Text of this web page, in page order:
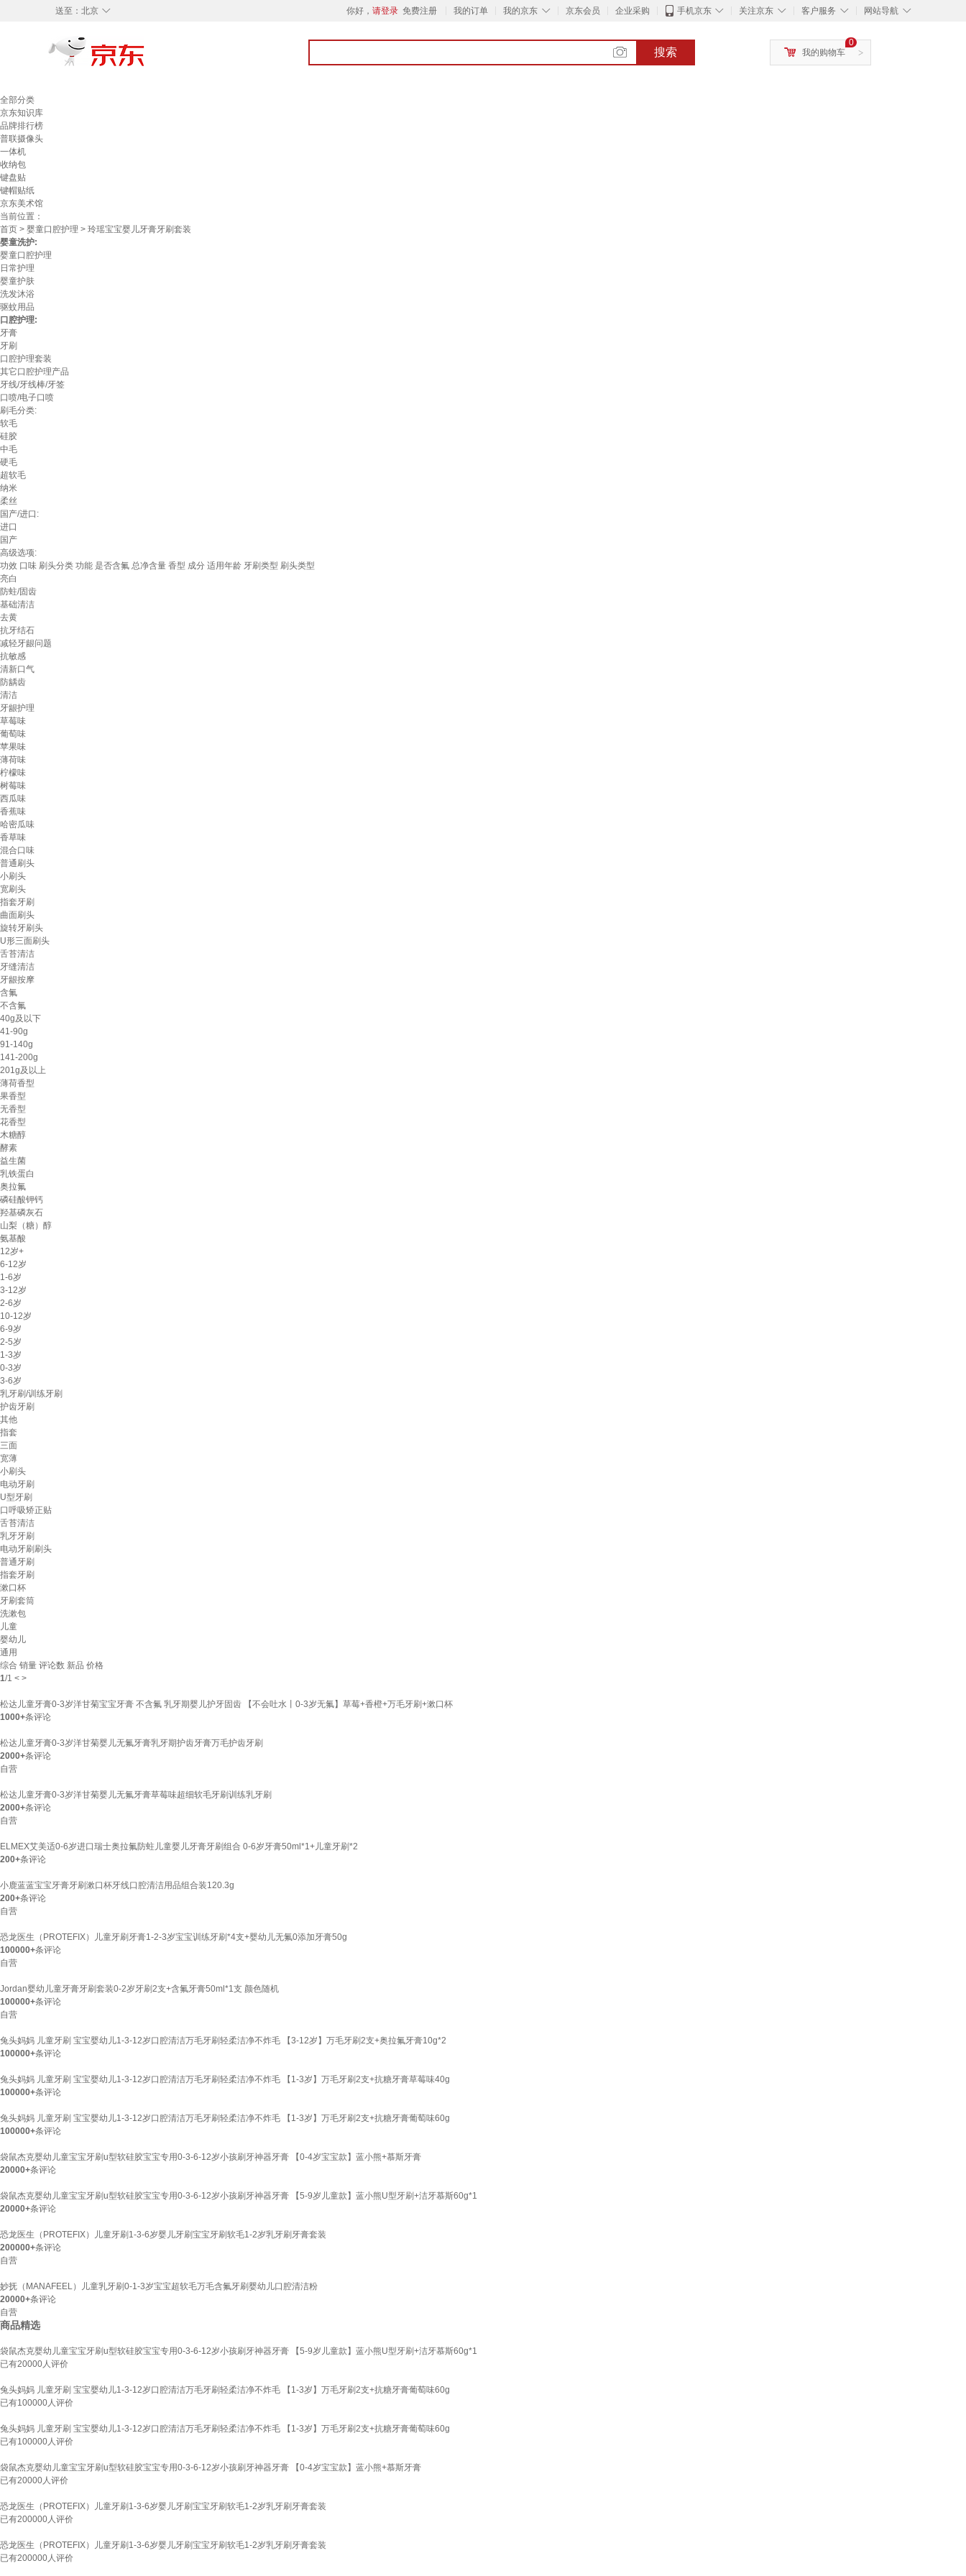
◇
送至： 北京 你好， 请登录 免费注册 我的订单 ◇
我的京东 京东会员 企业采购 ◇
手机京东 ◇
关注京东 ◇
客户服务 ◇
网站导航
搜索 >
0
我的购物车
全部分类
京东知识库
品牌排行榜
普联摄像头
一体机
收纳包
键盘贴
键帽贴纸
京东美术馆
当前位置：
首页 > 婴童口腔护理 > 玲瑶宝宝婴儿牙膏牙刷套装
婴童洗护:
婴童口腔护理
日常护理
婴童护肤
洗发沐浴
驱蚊用品
口腔护理:
牙膏
牙刷
口腔护理套装
其它口腔护理产品
牙线/牙线棒/牙签
口喷/电子口喷
刷毛分类:
软毛
硅胶
中毛
硬毛
超软毛
纳米
柔丝
国产/进口:
进口
国产
高级选项:
功效 口味 刷头分类 功能 是否含氟 总净含量 香型 成分 适用年龄 牙刷类型 刷头类型
亮白
防蛀/固齿
基础清洁
去黄
抗牙结石
减轻牙龈问题
抗敏感
清新口气
防龋齿
清洁
牙龈护理
草莓味
葡萄味
苹果味
薄荷味
柠檬味
树莓味
西瓜味
香蕉味
哈密瓜味
香草味
混合口味
普通刷头
小刷头
宽刷头
指套牙刷
曲面刷头
旋转牙刷头
U形三面刷头
舌苔清洁
牙缝清洁
牙龈按摩
含氟
不含氟
40g及以下
41-90g
91-140g
141-200g
201g及以上
薄荷香型
果香型
无香型
花香型
木糖醇
酵素
益生菌
乳铁蛋白
奥拉氟
磷硅酸钾钙
羟基磷灰石
‌山梨（糖）醇
氨基酸
12岁+
6-12岁
1-6岁
3-12岁
2-6岁
10-12岁
6-9岁
2-5岁
1-3岁
0-3岁
3-6岁
乳牙刷/训练牙刷
护齿牙刷
其他
指套
三面
宽薄
小刷头
电动牙刷
U型牙刷
口呼吸矫正贴
舌苔清洁
乳牙牙刷
电动牙刷刷头
普通牙刷
指套牙刷
漱口杯
牙刷套筒
洗漱包
儿童
婴幼儿
通用
综合 销量 评论数 新品 价格
1/1 < >
松达儿童牙膏0-3岁洋甘菊宝宝牙膏 不含氟 乳牙期婴儿护牙固齿 【不会吐水丨0-3岁无氟】草莓+香橙+万毛牙刷+漱口杯
1000+条评论
松达儿童牙膏0-3岁洋甘菊婴儿无氟牙膏乳牙期护齿牙膏万毛护齿牙刷
2000+条评论
自营
松达儿童牙膏0-3岁洋甘菊婴儿无氟牙膏草莓味超细软毛牙刷训练乳牙刷
2000+条评论
自营
ELMEX艾美适0-6岁进口瑞士奥拉氟防蛀儿童婴儿牙膏牙刷组合 0-6岁牙膏50ml*1+儿童牙刷*2
200+条评论
小鹿蓝蓝宝宝牙膏牙刷漱口杯牙线口腔清洁用品组合装120.3g
200+条评论
自营
恐龙医生（PROTEFIX）儿童牙刷牙膏1-2-3岁宝宝训练牙刷*4支+婴幼儿无氟0添加牙膏50g
100000+条评论
自营
Jordan婴幼儿童牙膏牙刷套装0-2岁牙刷2支+含氟牙膏50ml*1支 颜色随机
100000+条评论
自营
兔头妈妈 儿童牙刷 宝宝婴幼儿1-3-12岁口腔清洁万毛牙刷轻柔洁净不炸毛 【3-12岁】万毛牙刷2支+奥拉氟牙膏10g*2
100000+条评论
兔头妈妈 儿童牙刷 宝宝婴幼儿1-3-12岁口腔清洁万毛牙刷轻柔洁净不炸毛 【1-3岁】万毛牙刷2支+抗糖牙膏草莓味40g
100000+条评论
兔头妈妈 儿童牙刷 宝宝婴幼儿1-3-12岁口腔清洁万毛牙刷轻柔洁净不炸毛 【1-3岁】万毛牙刷2支+抗糖牙膏葡萄味60g
100000+条评论
袋鼠杰克婴幼儿童宝宝牙刷u型软硅胶宝宝专用0-3-6-12岁小孩刷牙神器牙膏 【0-4岁宝宝款】蓝小熊+慕斯牙膏
20000+条评论
袋鼠杰克婴幼儿童宝宝牙刷u型软硅胶宝宝专用0-3-6-12岁小孩刷牙神器牙膏 【5-9岁儿童款】蓝小熊U型牙刷+洁牙慕斯60g*1
20000+条评论
恐龙医生（PROTEFIX）儿童牙刷1-3-6岁婴儿牙刷宝宝牙刷软毛1-2岁乳牙刷牙膏套装
200000+条评论
自营
妙抚（MANAFEEL）儿童乳牙刷0-1-3岁宝宝超软毛万毛含氟牙刷婴幼儿口腔清洁粉
20000+条评论
自营
商品精选
袋鼠杰克婴幼儿童宝宝牙刷u型软硅胶宝宝专用0-3-6-12岁小孩刷牙神器牙膏 【5-9岁儿童款】蓝小熊U型牙刷+洁牙慕斯60g*1
已有20000人评价
兔头妈妈 儿童牙刷 宝宝婴幼儿1-3-12岁口腔清洁万毛牙刷轻柔洁净不炸毛 【1-3岁】万毛牙刷2支+抗糖牙膏葡萄味60g
已有100000人评价
兔头妈妈 儿童牙刷 宝宝婴幼儿1-3-12岁口腔清洁万毛牙刷轻柔洁净不炸毛 【1-3岁】万毛牙刷2支+抗糖牙膏葡萄味60g
已有100000人评价
袋鼠杰克婴幼儿童宝宝牙刷u型软硅胶宝宝专用0-3-6-12岁小孩刷牙神器牙膏 【0-4岁宝宝款】蓝小熊+慕斯牙膏
已有20000人评价
恐龙医生（PROTEFIX）儿童牙刷1-3-6岁婴儿牙刷宝宝牙刷软毛1-2岁乳牙刷牙膏套装
已有200000人评价
恐龙医生（PROTEFIX）儿童牙刷1-3-6岁婴儿牙刷宝宝牙刷软毛1-2岁乳牙刷牙膏套装
已有200000人评价